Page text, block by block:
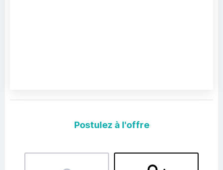
Postulez à l'offre